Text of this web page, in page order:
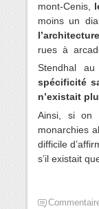
mont-Cenis,
moins un
rues à
Stendhal au
spécificité
n’existait
Ainsi, si on
monarchies
difficile
s’il existait